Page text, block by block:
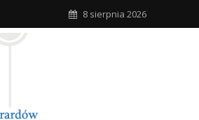
8 sierpnia 2026